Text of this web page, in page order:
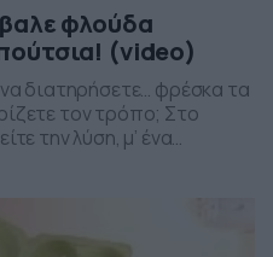
φλούδα
(video)
διατηρήσετε… φρέσκα τα
τον τρόπο; Στο
την λύση, μ’ ένα
φρούτου δεν